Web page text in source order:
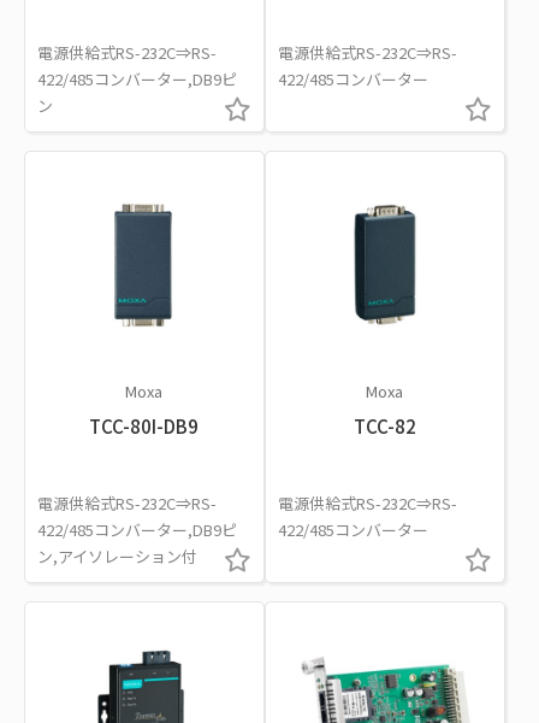
電源供給式RS-232C⇒RS-
422/485コンバーター,DB9ピ
ン
電源供給式RS-232C⇒RS-
422/485コンバーター
Moxa
TCC-80I-DB9
電源供給式RS-232C⇒RS-
422/485コンバーター,DB9ピ
ン,アイソレーション付
Moxa
TCC-82
電源供給式RS-232C⇒RS-
422/485コンバーター